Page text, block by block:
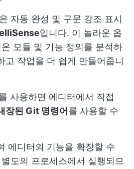
자동 완성 및 구문 강조 표시
입니다. 이 놀라운 옵
모듈 및 기능 정의를 분석하
고 작업을 더 쉽게 만들어줍니
사용하면 에디터에서 직접
장된 Git 명령어 를 사용할 수
에디터의 기능을 확장할 수
도의 프로세스에서 실행되므